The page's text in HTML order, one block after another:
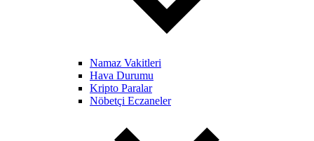
Namaz Vakitleri
Hava Durumu
Kripto Paralar
Nöbetçi Eczaneler